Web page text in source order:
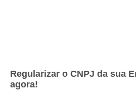
Regularizar o CNPJ da sua
agora!